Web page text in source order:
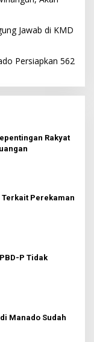
Jawab di KMD
Persiapkan 562
Rakyat
Perekaman
P Tidak
Manado Sudah